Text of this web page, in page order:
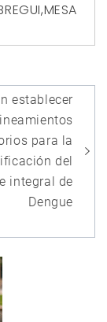
,MESA
establecer
para la
del
integral de
Dengue